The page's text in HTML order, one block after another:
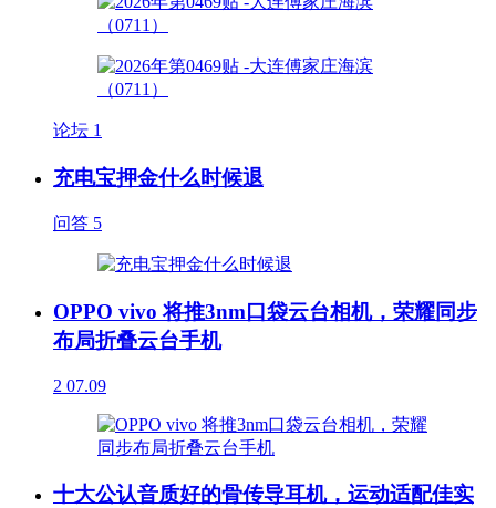
论坛 1
充电宝押金什么时候退
问答 5
OPPO vivo 将推3nm口袋云台相机，荣耀同步
布局折叠云台手机
2 07.09
十大公认音质好的骨传导耳机，运动适配佳实